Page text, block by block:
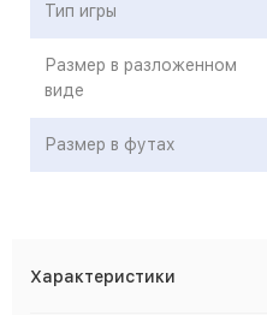
Тип игры
Размер в разложенном
виде
Размер в футах
Характеристики